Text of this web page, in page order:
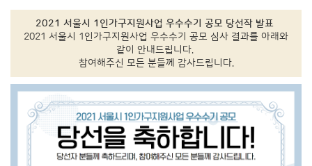
2021 서울시 1인가구지원사업 우수수기 공모 당선작 발표
2021 서울시 1인가구지원사업 우수수기 공모 심사 결과를 아래와
같이 안내드립니다.
참여해주신 모든 분들께 감사드립니다.